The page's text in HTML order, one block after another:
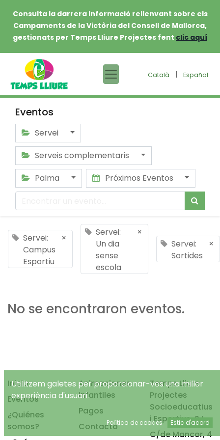
Consulta la darrera informació rellenvant sobre els
Campaments de la Victòria del Consell de Mallorca,
gestionats per Temps Lliure Projectes fent clic aquí
Català | Español
Eventos
Servei
Serveis complementaris
Palma
Próximos Eventos
Servei:
Campus
Esportiu
×
Servei:
Un dia
sense
escola
×
Servei:
Sortides
×
No se encontraron eventos.
Inicio
Eventos
¿Quiénes
somos?
Animaciones
infantiles
Pagos
Contacto
Temps Lliure
Projectes
Socioeducatius
i Esportius, S.L.
C/de Mancor, 4
Utilitzem galetes per proporcionar-vos una millor
experiència d'usuari.
Política de cookies Estic d'acord